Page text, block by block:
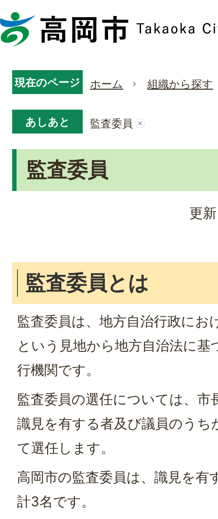
現在のページ ホーム 組織から探す
あしあと 監査委員
監査委員
更
監査委員とは
監査委員は、地方自治行政にお
という見地から地方自治法に
行機関です。
監査委員の選任については、市
識見を有する者及び議員のうち
て選任します。
高岡市の監査委員は、識見を有
計3名です。